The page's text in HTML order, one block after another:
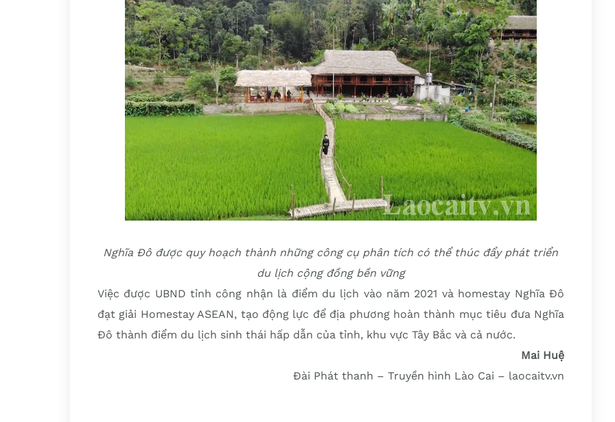
Nghĩa Đô được quy hoạch thành những công cụ phân tích có thể thúc đẩy phát triển
du lịch cộng đồng bền vững
Việc được UBND tỉnh công nhận là điểm du lịch vào năm 2021 và homestay Nghĩa Đô
đạt giải Homestay ASEAN, tạo động lực để địa phương hoàn thành mục tiêu đưa Nghĩa
Đô thành điểm du lịch sinh thái hấp dẫn của tỉnh, khu vực Tây Bắc và cả nước.
Mai Huệ
Đài Phát thanh – Truyền hình Lào Cai – laocaitv.vn